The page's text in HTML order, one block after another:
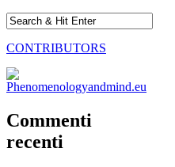
CONTRIBUTORS
Commenti
recenti